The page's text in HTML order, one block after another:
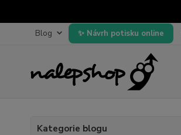
Blog Návrh potisku online
Kategorie blogu